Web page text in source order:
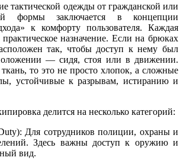
тактической одежды от гражданской или
формы заключается в концепции
к комфорту пользователя. Каждая
практическое назначение. Если на брюках
так, чтобы доступ к нему был
— сидя, стоя или в движении.
ткань, то это не просто хлопок, а сложные
устойчивые к разрывам, истиранию и
делится на несколько категорий:
Для сотрудников полиции, охраны и
Здесь важны доступ к оружию и
вид.